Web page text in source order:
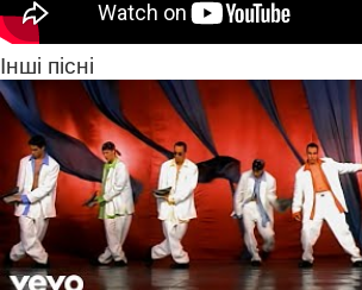
Інші пісні